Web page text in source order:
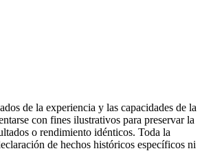
de la experiencia y las capacidades de la
con fines ilustrativos para preservar la
o rendimiento idénticos. Toda la
de hechos históricos específicos ni